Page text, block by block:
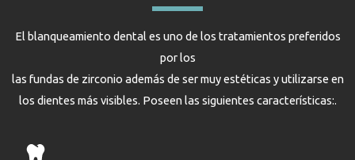
El blanqueamiento dental es uno de los tratamientos preferidos
por los
las fundas de zirconio además de ser muy estéticas y utilizarse en
los dientes más visibles. Poseen las siguientes características:.